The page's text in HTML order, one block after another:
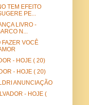
TEM EFEITO
PE...
LIVRO -
N...
FAZER VOCÊ
- HOJE ( 20)
- HOJE ( 20)
ANUNCIAÇÃO
- HOJE (